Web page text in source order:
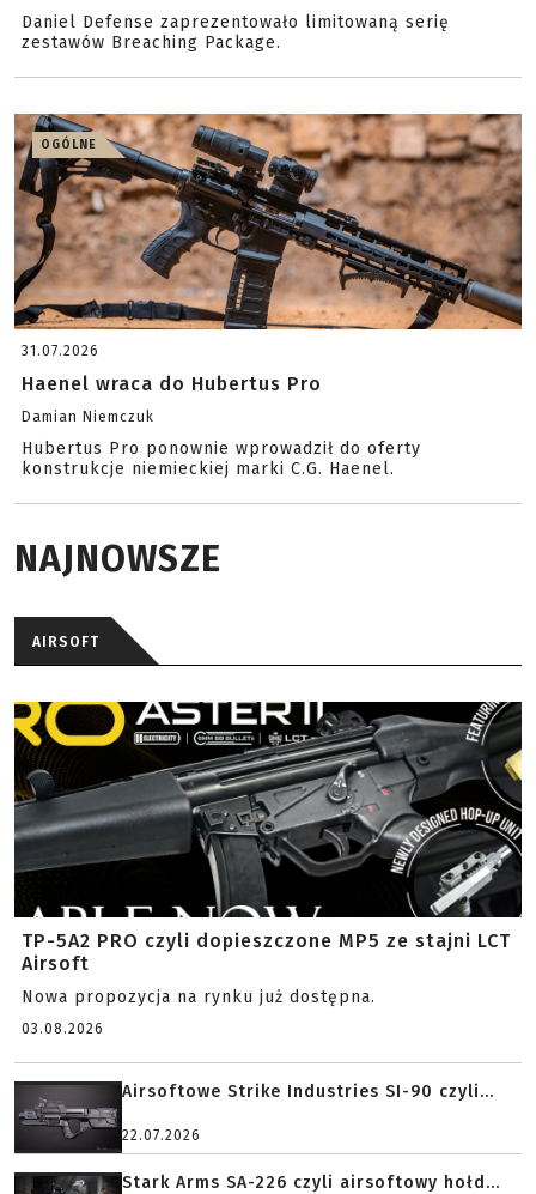
Daniel Defense zaprezentowało limitowaną serię
zestawów Breaching Package.
OGÓLNE
31.07.2026
Haenel wraca do Hubertus Pro
Damian Niemczuk
Hubertus Pro ponownie wprowadził do oferty
konstrukcje niemieckiej marki C.G. Haenel.
NAJNOWSZE
AIRSOFT
TP-5A2 PRO czyli dopieszczone MP5 ze stajni LCT
Airsoft
Nowa propozycja na rynku już dostępna.
03.08.2026
Airsoftowe Strike Industries SI-90 czyli...
22.07.2026
Stark Arms SA-226 czyli airsoftowy hołd...